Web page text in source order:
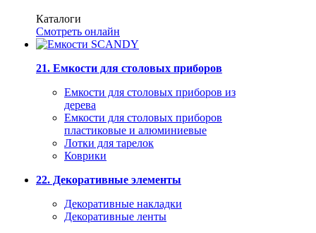
Каталоги
Смотреть онлайн
21. Емкости для столовых приборов
Емкости для столовых приборов из
дерева
Емкости для столовых приборов
пластиковые и алюминиевые
Лотки для тарелок
Коврики
22. Декоративные элементы
Декоративные накладки
Декоративные ленты